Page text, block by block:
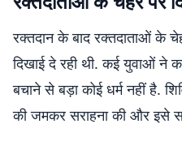
रक्तदान के बाद रक्तदाताओं के
दिखाई दे रही थी. कई युवाओं ने
बचाने से बड़ा कोई धर्म नहीं है.
की जमकर सराहना की और इसे